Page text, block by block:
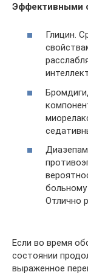
Эффективными
Глицин.
больному
Отлично
Если во время
состоянии
выраженное